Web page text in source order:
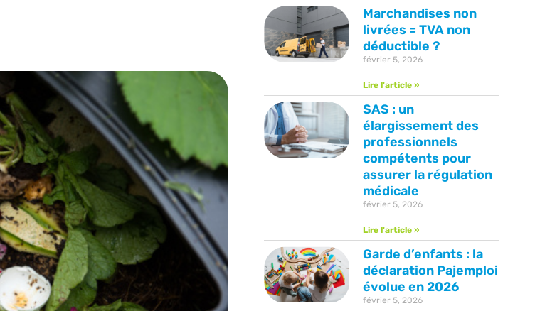
Marchandises non
livrées = TVA non
déductible ?
février 5, 2026
Lire l'article »
SAS : un
élargissement des
professionnels
compétents pour
assurer la régulation
médicale
février 5, 2026
Lire l'article »
Garde d’enfants : la
déclaration Pajemploi
évolue en 2026
février 5, 2026